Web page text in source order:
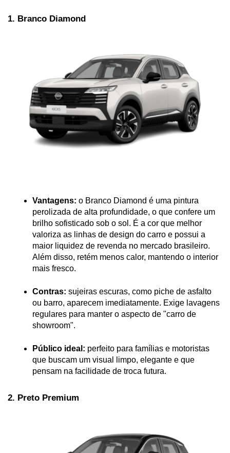
1. Branco Diamond
Vantagens: o Branco Diamond é uma pintura
perolizada de alta profundidade, o que confere um
brilho sofisticado sob o sol. É a cor que melhor
valoriza as linhas de design do carro e possui a
maior liquidez de revenda no mercado brasileiro.
Além disso, retém menos calor, mantendo o interior
mais fresco.
Contras: sujeiras escuras, como piche de asfalto
ou barro, aparecem imediatamente. Exige lavagens
regulares para manter o aspecto de "carro de
showroom".
Público ideal: perfeito para famílias e motoristas
que buscam um visual limpo, elegante e que
pensam na facilidade de troca futura.
2. Preto Premium